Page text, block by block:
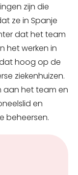
zijn die
ze in Spanje
dat het team
het werken in
hoog op de
ziekenhuizen.
aan het team en
en
beheersen.